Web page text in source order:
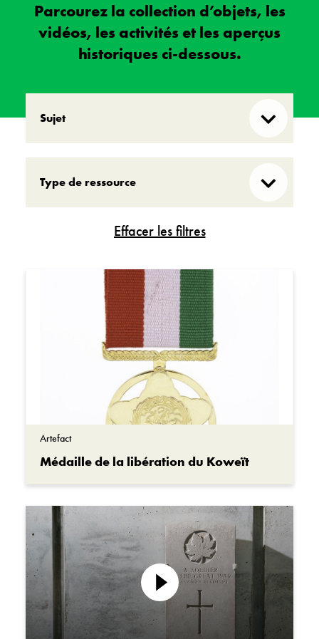
Parcourez la collection d’objets, les
vidéos, les activités et les aperçus
historiques ci-dessous.
Sujet
Récits de vétérans
Maintien de la paix
Guerre en Afghanistan
Première Guerre mondiale
Seconde Guerre mondiale
Jour du Souvenir
Type de ressource
Survol historique
Activité
Artefact
Œuvre d’art
Document
Artefact
Médaille de la libération du Koweït
Lire
la
vidéo